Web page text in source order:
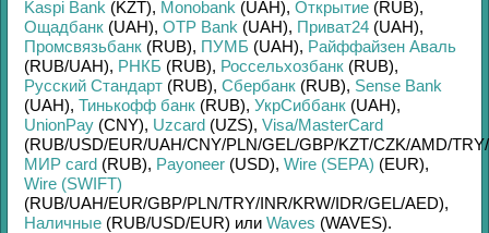
Kaspi Bank (KZT), Monobank (UAH), Открытие (RUB),
Ощадбанк (UAH), OTP Bank (UAH), Приват24 (UAH),
Промсвязьбанк (RUB), ПУМБ (UAH), Райффайзен Аваль
(RUB/UAH), РНКБ (RUB), Россельхозбанк (RUB),
Русский Стандарт (RUB), Сбербанк (RUB), Sense Bank
(UAH), Тинькофф банк (RUB), УкрСиббанк (UAH),
UnionPay (CNY), Uzcard (UZS), Visa/MasterCard
(RUB/USD/EUR/UAH/CNY/PLN/GEL/GBP/KZT/CZK/AMD/TRY/
МИР card (RUB), Payoneer (USD), Wire (SEPA) (EUR),
Wire (SWIFT)
(RUB/UAH/EUR/GBP/PLN/TRY/INR/KRW/IDR/GEL/AED),
Наличные (RUB/USD/EUR) или Waves (WAVES).